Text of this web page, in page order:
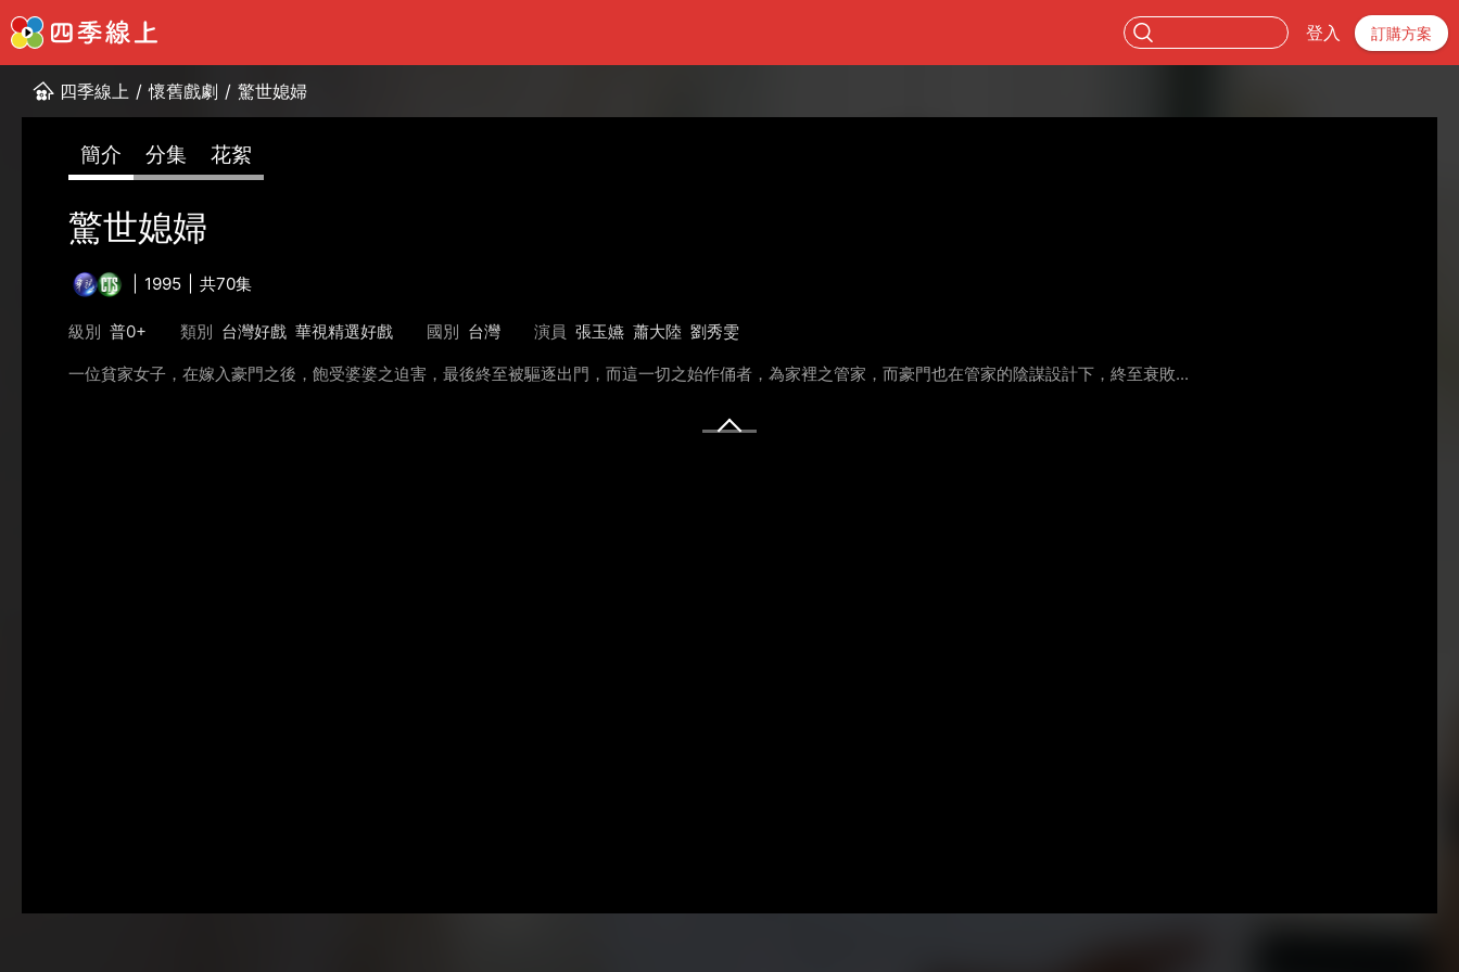
登入 訂購方案
四季線上 / 懷舊戲劇 / 驚世媳婦
簡介 分集 花絮
驚世媳婦
1995 共70集
級別 普0+ 類別 台灣好戲 華視精選好戲 國別 台灣 演員 張玉嬿 蕭大陸 劉秀雯
一位貧家女子，在嫁入豪門之後，飽受婆婆之迫害，最後終至被驅逐出門，而這一切之始作俑者，為家裡之管家，而豪門也在管家的陰謀設計下，終至衰敗...